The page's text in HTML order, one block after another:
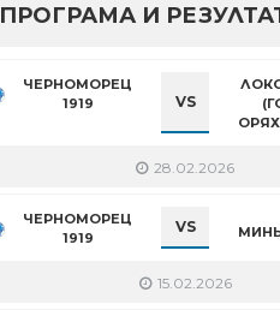
ПРОГРАМА И
ЧЕРНОМОРЕЦ
1919
VS
28.02.2026
ЧЕРНОМОРЕЦ
1919
VS
15.02.2026